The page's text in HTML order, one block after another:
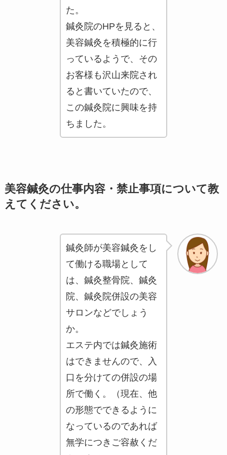
た。
鍼灸院のHPを見ると、
美容鍼灸を積極的に行
っているようで、その
お客様も沢山来院され
ると書いていたので、
この鍼灸院に興味を持
ちました。
美容鍼灸の仕事内容・禁止事項について教
えてください。
鍼灸師が美容鍼灸をし
て働ける職場として
は、鍼灸整骨院、鍼灸
院、鍼灸院併設の美容
サロンなどでしょう
か。
エステ内では鍼灸施術
はできませんので、入
口を分けての併設の場
所で働く。（現在、他
の形態でできるように
なっているのであれば
無学につきご容赦くだ